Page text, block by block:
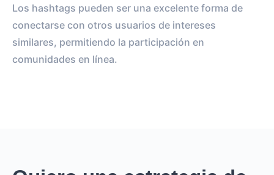
Los hashtags pueden ser una excelente forma de
conectarse con otros usuarios de intereses
similares, permitiendo la participación en
comunidades en línea.